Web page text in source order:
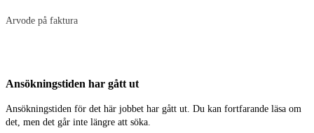
Arvode på faktura
Kategori: Statister
Ålder: 28 - 40 år
Ansökningstiden har gått ut
Ansökningstiden för det här jobbet har gått ut. Du kan fortfarande läsa om
det, men det går inte längre att söka.